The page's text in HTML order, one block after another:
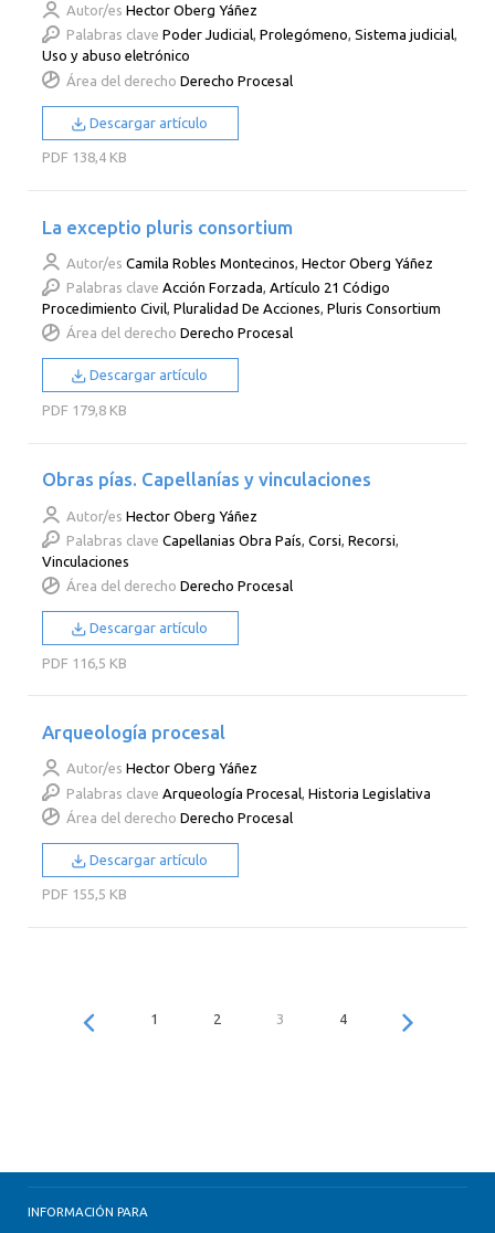
Autor/es Hector Oberg Yáñez
Palabras clave Poder Judicial,Prolegómeno,Sistema judicial,
Uso y abuso eletrónico
Área del derecho Derecho Procesal
Descargar artículo
PDF 138,4 KB
La exceptio pluris consortium
Autor/es Camila Robles Montecinos,Hector Oberg Yáñez
Palabras clave Acción Forzada,Artículo 21 Código
Procedimiento Civil,Pluralidad De Acciones,Pluris Consortium
Área del derecho Derecho Procesal
Descargar artículo
PDF 179,8 KB
Obras pías. Capellanías y vinculaciones
Autor/es Hector Oberg Yáñez
Palabras clave Capellanias Obra País,Corsi,Recorsi,
Vinculaciones
Área del derecho Derecho Procesal
Descargar artículo
PDF 116,5 KB
Arqueología procesal
Autor/es Hector Oberg Yáñez
Palabras clave Arqueología Procesal ,Historia Legislativa
Área del derecho Derecho Procesal
Descargar artículo
PDF 155,5 KB
1 2 3 4
INFORMACIÓN PARA